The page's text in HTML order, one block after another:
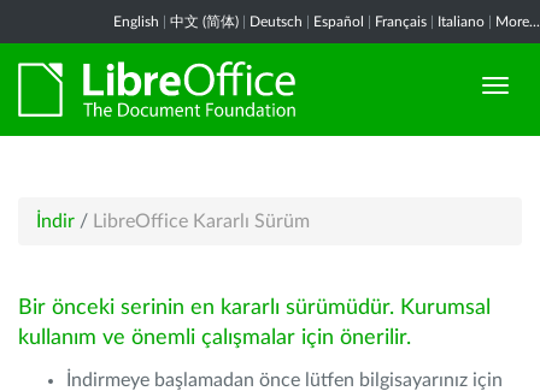
English 中文 (简体) Deutsch Español Français Italiano More...
İndir / LibreOffice Kararlı Sürüm
Bir önceki serinin en kararlı sürümüdür. Kurumsal
kullanım ve önemli çalışmalar için önerilir.
İndirmeye başlamadan önce lütfen bilgisayarınız için